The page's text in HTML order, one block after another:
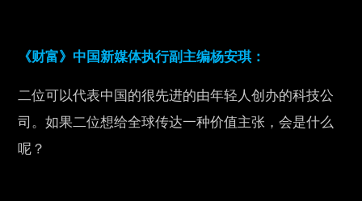
《财富》中国新媒体执行副主编杨安琪：
二位可以代表中国的很先进的由年轻人创办的科技公
司。如果二位想给全球传达一种价值主张，会是什么
呢？